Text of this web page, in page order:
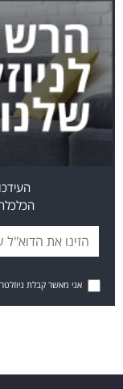
אני מאשר קבלת